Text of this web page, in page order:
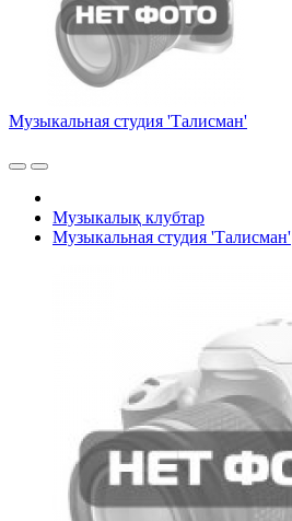
Музыкальная студия 'Талисман'
Музыкалық клубтар
Музыкальная студия 'Талисман'